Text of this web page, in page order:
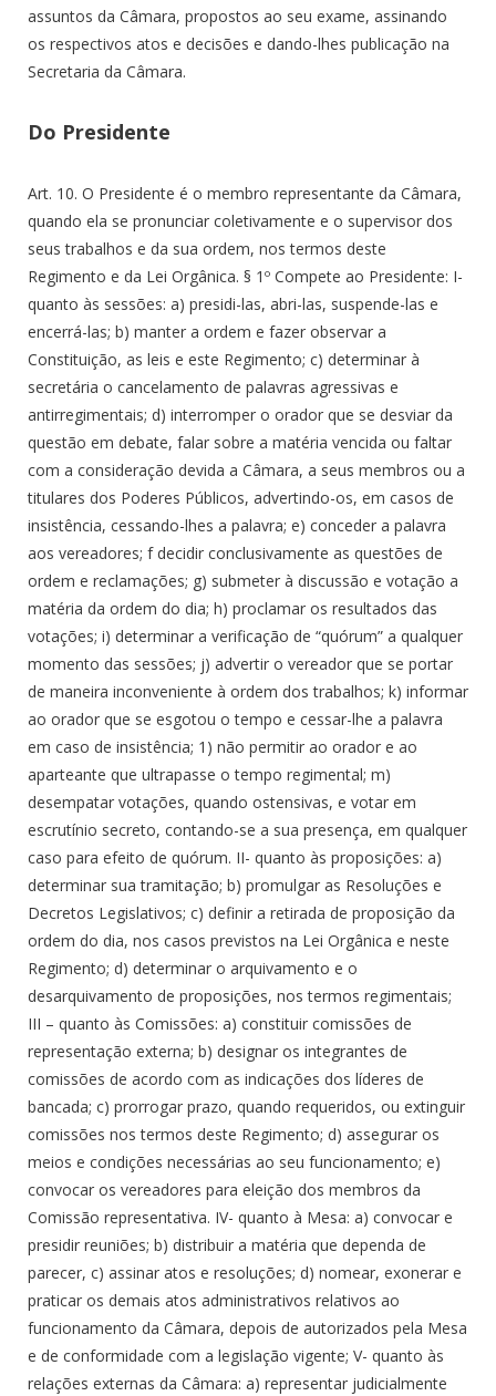
assuntos da Câmara, propostos ao seu exame, assinando
os respectivos atos e decisões e dando-lhes publicação na
Secretaria da Câmara.
Do Presidente
Art. 10. O Presidente é o membro representante da Câmara,
quando ela se pronunciar coletivamente e o supervisor dos
seus trabalhos e da sua ordem, nos termos deste
Regimento e da Lei Orgânica. § 1º Compete ao Presidente: I-
quanto às sessões: a) presidi-las, abri-las, suspende-las e
encerrá-las; b) manter a ordem e fazer observar a
Constituição, as leis e este Regimento; c) determinar à
secretária o cancelamento de palavras agressivas e
antirregimentais; d) interromper o orador que se desviar da
questão em debate, falar sobre a matéria vencida ou faltar
com a consideração devida a Câmara, a seus membros ou a
titulares dos Poderes Públicos, advertindo-os, em casos de
insistência, cessando-lhes a palavra; e) conceder a palavra
aos vereadores; f decidir conclusivamente as questões de
ordem e reclamações; g) submeter à discussão e votação a
matéria da ordem do dia; h) proclamar os resultados das
votações; i) determinar a verificação de “quórum” a qualquer
momento das sessões; j) advertir o vereador que se portar
de maneira inconveniente à ordem dos trabalhos; k) informar
ao orador que se esgotou o tempo e cessar-lhe a palavra
em caso de insistência; 1) não permitir ao orador e ao
aparteante que ultrapasse o tempo regimental; m)
desempatar votações, quando ostensivas, e votar em
escrutínio secreto, contando-se a sua presença, em qualquer
caso para efeito de quórum. II- quanto às proposições: a)
determinar sua tramitação; b) promulgar as Resoluções e
Decretos Legislativos; c) definir a retirada de proposição da
ordem do dia, nos casos previstos na Lei Orgânica e neste
Regimento; d) determinar o arquivamento e o
desarquivamento de proposições, nos termos regimentais;
III – quanto às Comissões: a) constituir comissões de
representação externa; b) designar os integrantes de
comissões de acordo com as indicações dos líderes de
bancada; c) prorrogar prazo, quando requeridos, ou extinguir
comissões nos termos deste Regimento; d) assegurar os
meios e condições necessárias ao seu funcionamento; e)
convocar os vereadores para eleição dos membros da
Comissão representativa. IV- quanto à Mesa: a) convocar e
presidir reuniões; b) distribuir a matéria que dependa de
parecer, c) assinar atos e resoluções; d) nomear, exonerar e
praticar os demais atos administrativos relativos ao
funcionamento da Câmara, depois de autorizados pela Mesa
e de conformidade com a legislação vigente; V- quanto às
relações externas da Câmara: a) representar judicialmente